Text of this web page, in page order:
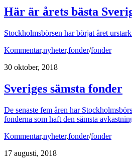
Här är årets bästa
Stockholmsbörsen har börjat året
Kommentar,nyheter,fonder/fonder
30 oktober, 2018
Sveriges sämsta fonder
De senaste fem åren har
fonderna som haft den sämsta
Kommentar,nyheter,fonder/fonder
17 augusti, 2018